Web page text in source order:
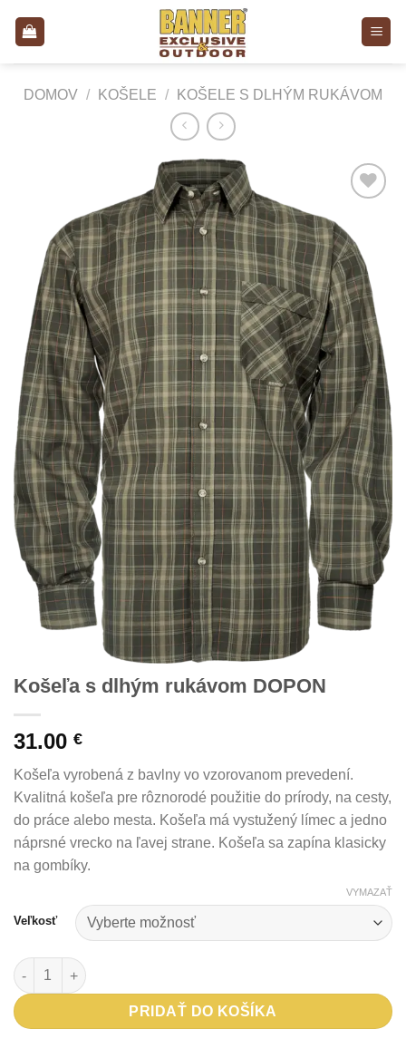
DOMOV / KOŠELE / KOŠELE S DLHÝM RUKÁVOM
Wishlist
Košeľa s dlhým rukávom DOPON
31.00 €
Košeľa vyrobená z bavlny vo vzorovanom prevedení.
Kvalitná košeľa pre rôznorodé použitie do prírody, na cesty,
do práce alebo mesta. Košeľa má vystužený límec a jedno
náprsné vrecko na ľavej strane. Košeľa sa zapína klasicky
na gombíky.
Veľkosť
VYMAZAŤ
množstvo Košeľa s dlhým rukávom DOPON
PRIDAŤ DO KOŠÍKA